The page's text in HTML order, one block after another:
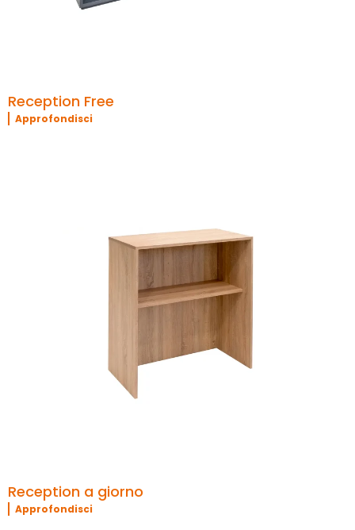
Reception Free
Approfondisci
Reception a giorno
Approfondisci